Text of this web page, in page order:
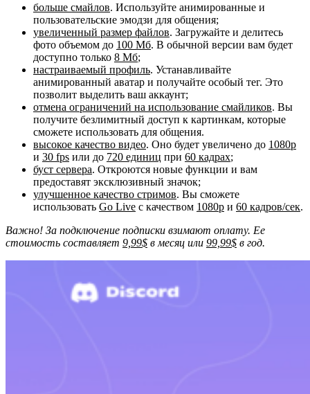
больше смайлов. Используйте анимированные и
пользовательские эмодзи для общения;
увеличенный размер файлов. Загружайте и делитесь
фото объемом до 100 Мб. В обычной версии вам будет
доступно только 8 Мб;
настраиваемый профиль. Устанавливайте
анимированный аватар и получайте особый тег. Это
позволит выделить ваш аккаунт;
отмена ограничений на использование смайликов. Вы
получите безлимитный доступ к картинкам, которые
сможете использовать для общения.
высокое качество видео. Оно будет увеличено до 1080р
и 30 fps или до 720 единиц при 60 кадрах;
буст сервера. Откроются новые функции и вам
предоставят эксклюзивный значок;
улучшенное качество стримов. Вы сможете
использовать Go Live с качеством 1080р и 60 кадров/сек.
Важно! За подключение подписки взимают оплату. Ее
стоимость составляет 9,99$ в месяц или 99,99$ в год.